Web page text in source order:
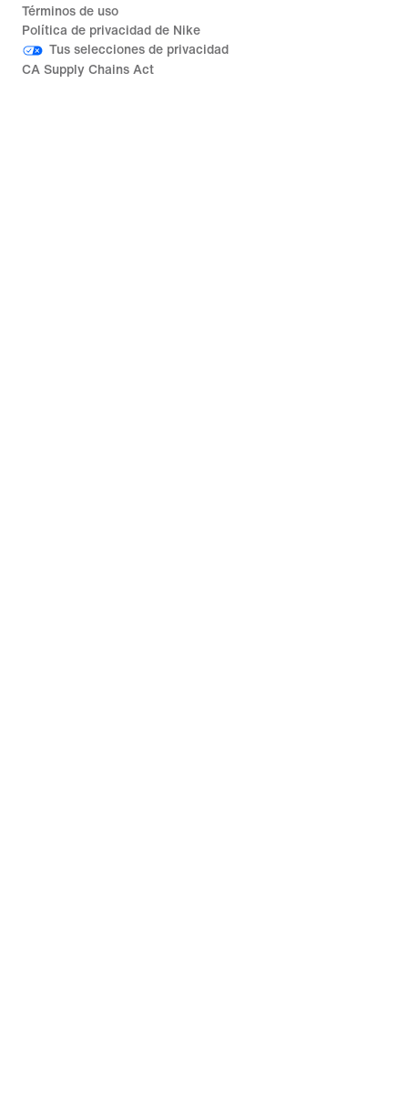
Términos de uso
Política de privacidad de Nike
Tus selecciones de privacidad
CA Supply Chains Act